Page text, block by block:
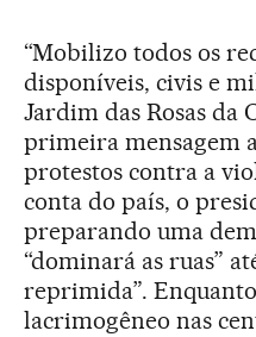
“Mobilizo todos os
disponíveis, civis e
Jardim das Rosas da
primeira mensagem
protestos contra a
conta do país, o
preparando uma
“dominará as ruas”
reprimida”.
lacrimogêneo nas